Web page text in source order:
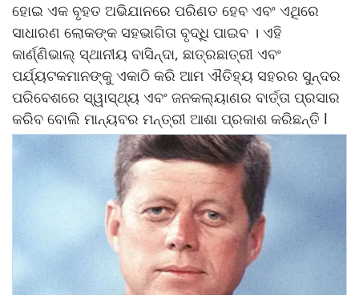
ହୋଇ ଏକ ବୃହତ ଅଭିଯାନରେ ପରିଣତ ହେବ ଏବଂ ଏଥିରେ
ସାଧାରଣ ଲୋକଙ୍କ ସହଭାଗିତା ବୃଦ୍ଧି ପାଇବ । ଏହି
କାର୍ଣ୍ଣିଭାଲ୍ ସ୍ଥାନୀୟ ବାସିନ୍ଦା, ଛାତ୍ରଛାତ୍ରୀ ଏବଂ
ପର୍ଯ୍ୟଟକମାନଙ୍କୁ ଏକାଠି କରି ଆମ ଐତିହ୍ୟ ସହରର ସୁନ୍ଦର
ପରିବେଶରେ ସ୍ୱାସ୍ଥ୍ୟ ଏବଂ ଜନକଲ୍ୟାଣର ବାର୍ତ୍ତା ପ୍ରସାର
କରିବ ବୋଲି ମାନ୍ୟବର ମନ୍ତ୍ରୀ ଆଶା ପ୍ରକାଶ କରିଛନ୍ତି l